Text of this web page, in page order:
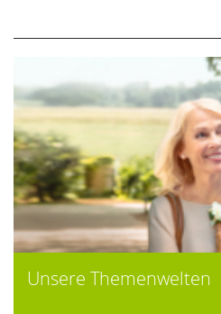
Unsere Themenwelten